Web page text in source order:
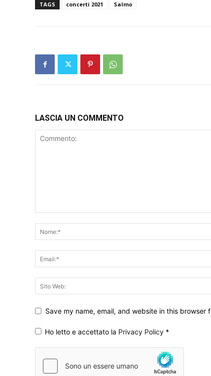
TAGS concerti 2021 Salmo
LASCIA UN COMMENTO
Save my name, email, and website in this browser
Ho letto e accettato la Privacy Policy *